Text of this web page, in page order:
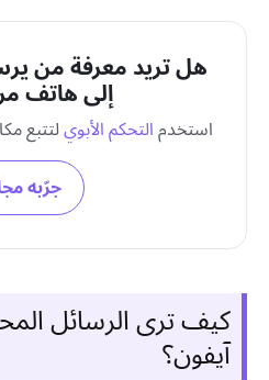
هل تريد معرفة من
إلى هاتف
استخدمالتحكم الأبويلتتبع
جرّبه
كيف ترى الرسائل
آيفون؟